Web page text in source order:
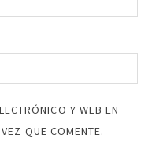
Y WEB EN
QUE COMENTE.